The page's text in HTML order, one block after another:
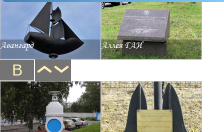
Авангард Аллея ГАИ
В